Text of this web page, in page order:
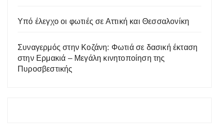
Υπό έλεγχο οι φωτιές σε Αττική και Θεσσαλονίκη
Συναγερμός στην Κοζάνη: Φωτιά σε δασική έκταση
στην Ερμακιά – Μεγάλη κινητοποίηση της
Πυροσβεστικής